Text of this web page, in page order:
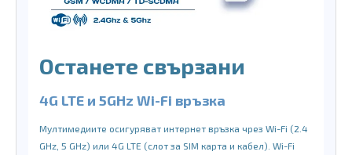
Останете свързани
4G LTE и 5GHz Wi-Fi връзка
Мултимедиите осигуряват интернет връзка чрез Wi-Fi (2.4
GHz, 5 GHz) или 4G LTE (слот за SIM карта и кабел). Wi-Fi